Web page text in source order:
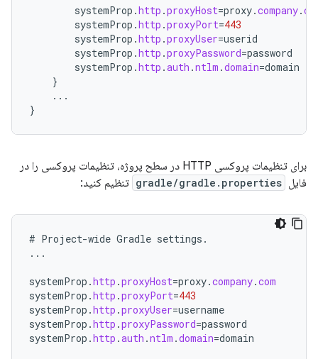
systemProp .http .proxyHost=proxy.company.
systemProp .http .proxyPort=443
systemProp .http .proxyUser=userid
systemProp .http .proxyPassword=password
systemProp .http .auth .ntlm .domain=domain
}
...
}
برای تنظیمات پروکسی HTTP در سطح پروژه، تنظیمات پروکسی را در
فایل gradle/gradle.properties تنظیم کنید:
# Project-wide Gradle settings .
...
systemProp .http .proxyHost=proxy.company.com
systemProp .http .proxyPort=443
systemProp .http .proxyUser=username
systemProp .http .proxyPassword=password
systemProp .http .auth .ntlm .domain=domain